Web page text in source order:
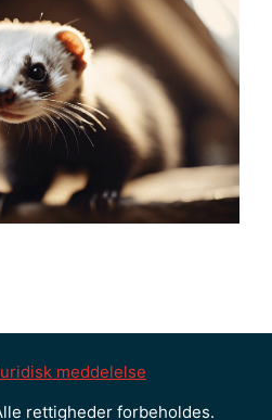
meddelelse
rettigheder forbeholdes.